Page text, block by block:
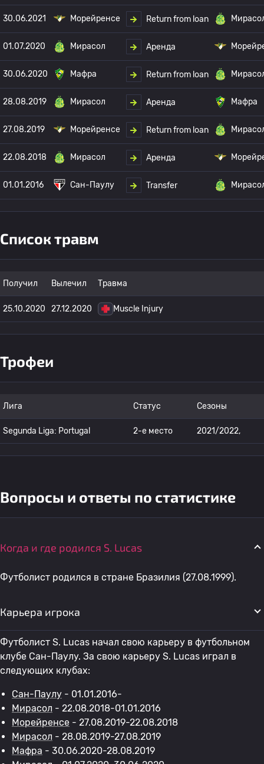
30.06.2021 Морейренсе Return from loan
01.07.2020 Мирасол Аренда
30.06.2020 Мафра Return from loan
28.08.2019 Мирасол Аренда Мафра
27.08.2019 Морейренсе Return from loan
22.08.2018 Мирасол Аренда
01.01.2016 Сан-Паулу Transfer
Список травм
Получил Вылечил Травма
25.10.2020 27.12.2020 Muscle Injury
Трофеи
Лига Статус Сезоны
Segunda Liga: Portugal 2-е место 2021/2022,
Вопросы и ответы по статистике
Когда и где родился S. Lucas
Футболист родился в стране Бразилия (27.08.1999).
Карьера игрока
Футболист S. Lucas начал свою карьеру в футбольном
клубе Сан-Паулу. За свою карьеру S. Lucas играл в
следующих клубах:
Сан-Паулу - 01.01.2016-
Мирасол - 22.08.2018-01.01.2016
Морейренсе - 27.08.2019-22.08.2018
Мирасол - 28.08.2019-27.08.2019
Мафра - 30.06.2020-28.08.2019